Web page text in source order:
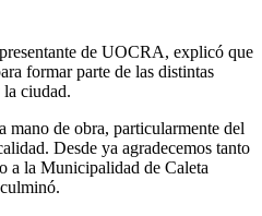
de UOCRA, explicó que
formar parte de las distintas
ciudad.
mano de obra, particularmente del
Desde ya agradecemos tanto
a la Municipalidad de Caleta